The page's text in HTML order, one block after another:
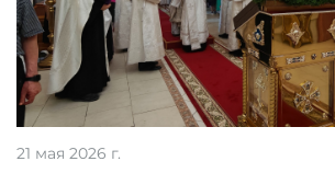
21 мая 2026 г.